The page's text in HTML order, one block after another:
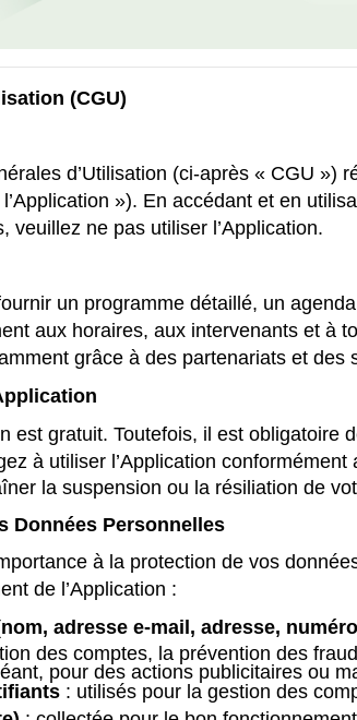
(CGU)
d’Utilisation (ci-après « CGU »)
»). En accédant et en
veuillez ne pas utiliser l’Application.
un programme détaillé, un
aux horaires, aux intervenants et à
grâce à des partenariats et
est gratuit. Toutefois, il est
à utiliser l’Application
la suspension ou la résiliation de
Données Personnelles
à la protection de vos
de l’Application :
adresse e-mail, adresse,
des comptes, la prévention des
pour des actions publicitaires ou
: utilisés pour la gestion des